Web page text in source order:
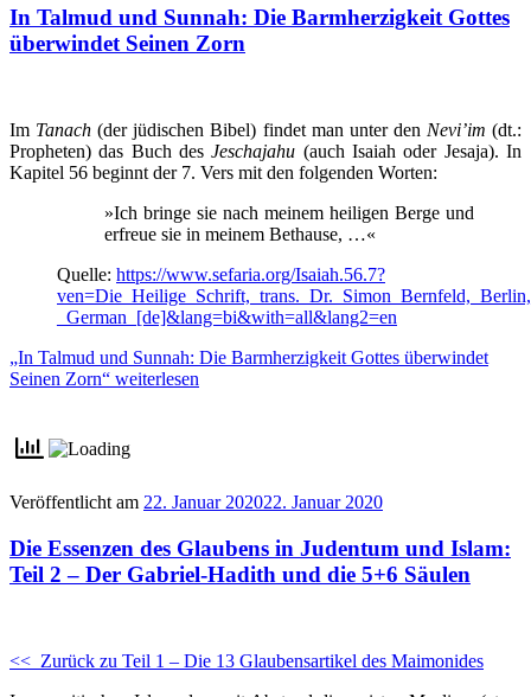
In Talmud und Sunnah: Die Barmherzigkeit Gottes
überwindet Seinen Zorn
Im Tanach (der jüdischen Bibel) findet man unter den Nevi’im (dt.:
Propheten) das Buch desJeschajahu (auch Isaiah oder Jesaja). In
Kapitel 56 beginnt der 7. Vers mit den folgenden Worten:
»Ich bringe sie nach meinem heiligen Berge und
erfreue sie in meinem Bethause, …«
Quelle: https://www.sefaria.org/Isaiah.56.7?
_German_[de]&lang=bi&with=all&lang2=en
„In Talmud und Sunnah: Die Barmherzigkeit Gottes überwindet
Seinen Zorn“ weiterlesen
Veröffentlicht am 22. Januar 202022. Januar 2020
Die Essenzen des Glaubens in Judentum und Islam:
Teil 2 – Der Gabriel-Hadith und die 5+6 Säulen
<< Zurück zu Teil 1 – Die 13 Glaubensartikel des Maimonides